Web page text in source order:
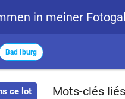
in meiner
Bad Iburg
ce lot Mots-clés liés